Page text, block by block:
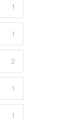
1
1
2
1
1